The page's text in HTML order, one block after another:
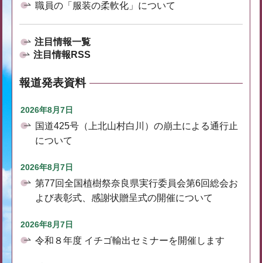
職員の「服装の柔軟化」について
注目情報一覧
注目情報RSS
報道発表資料
2026年8月7日
国道425号（上北山村白川）の崩土による通行止
について
2026年8月7日
第77回全国植樹祭奈良県実行委員会第6回総会お
よび表彰式、感謝状贈呈式の開催について
2026年8月7日
令和８年度 イチゴ輸出セミナーを開催します